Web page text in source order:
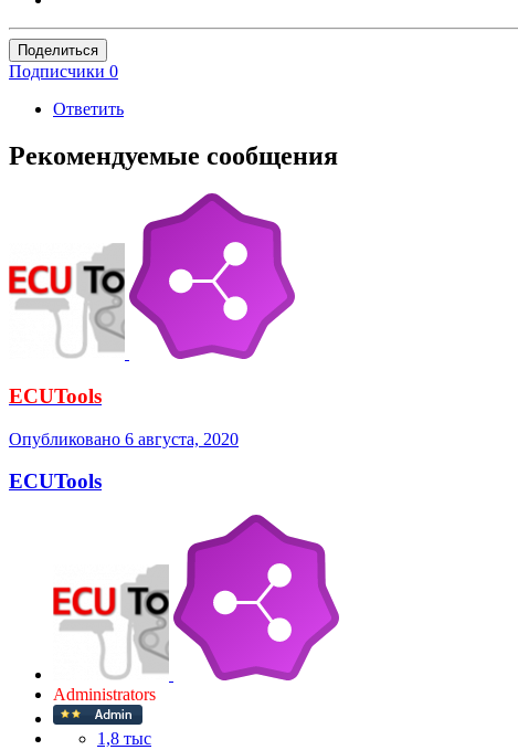
Поделиться
Подписчики 0
Ответить
Рекомендуемые сообщения
ECUTools
Опубликовано 6 августа, 2020
ECUTools
Administrators
1,8 тыс